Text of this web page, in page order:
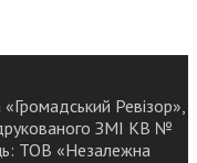
Ревізор»,
ЗМІ КВ №
ТОВ «Незалежна